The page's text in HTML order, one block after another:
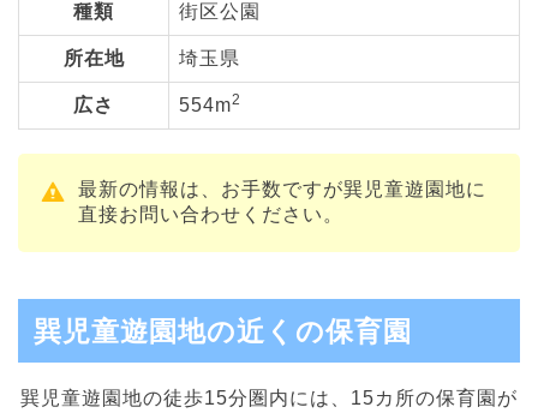
種類 街区公園
所在地 埼玉県
広さ 554m2
最新の情報は、お手数ですが巽児童遊園地に
直接お問い合わせください。
巽児童遊園地の近くの保育園
巽児童遊園地の徒歩15分圏内には、15カ所の保育園が